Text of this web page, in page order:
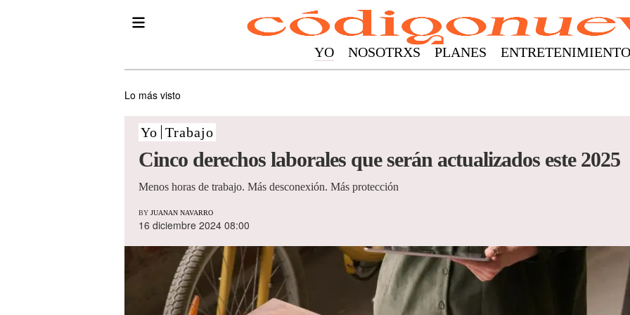
YO NOSOTRXS PLANES ENTRETENIMIENTO
Lo más visto
Yo Trabajo
Cinco derechos laborales que serán actualizados este 2025
Menos horas de trabajo. Más desconexión. Más protección
BY JUANAN NAVARRO
16 diciembre 2024 08:00